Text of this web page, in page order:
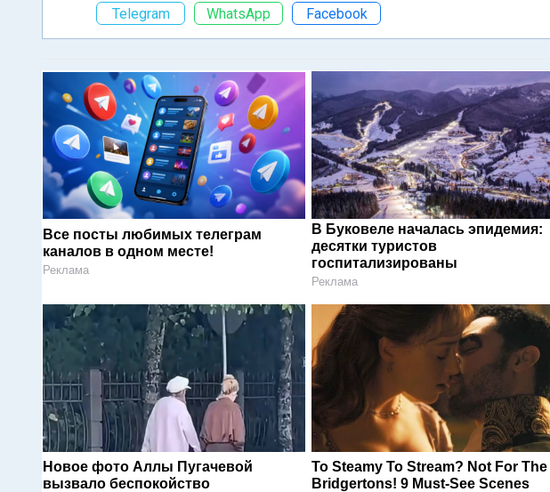
Telegram
WhatsApp Facebook
Все посты любимых телеграм
каналов в одном месте!
Реклама
В Буковеле началась эпидемия:
десятки туристов
госпитализированы
Реклама
Новое фото Аллы Пугачевой
вызвало беспокойство
To Steamy To Stream? Not For The
Bridgertons! 9 Must-See Scenes